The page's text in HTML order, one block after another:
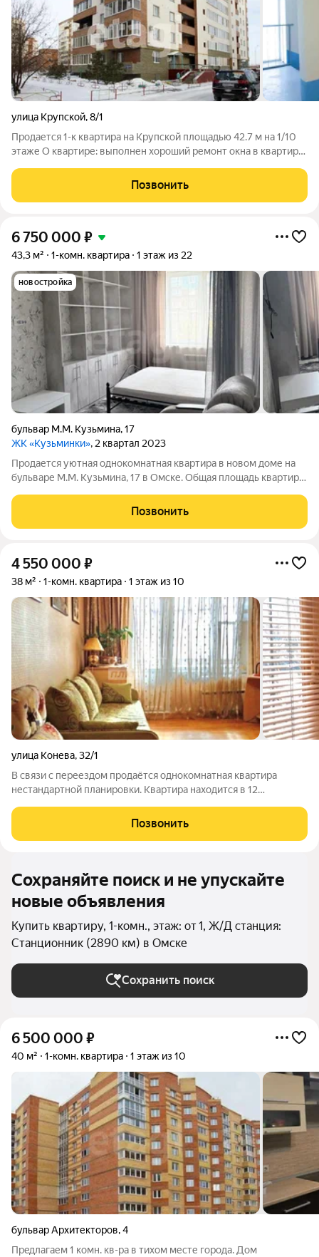
улица Крупской,8/1
Продается 1-к квартира на Крупской площадью 42.7 м на 1/10
этаже О квартире: выполнен хороший ремонт окна в квартире
№122,341,127, лицеи №74,149, гимназия №139 остановка
общественного
Позвонить
6 750 000 ₽
43,3 м² 1-комн. квартира 1 этаж из 22
новостройка
бульвар М.М. Кузьмина,17
ЖК «Кузьминки», 2 квартал 2023
Продается уютная однокомнатная квартира в новом доме на
бульваре М.М. Кузьмина, 17 в Омске. Общая площадь квартиры
этаже
Позвонить
4 550 000 ₽
38 м² 1-комн. квартира 1 этаж из 10
улица Конева,32/1
В связи с переездом продаётся однокомнатная квартира
нестандартной планировки. Квартира находится в 12
металлическая дверь, домофон. В квартире имеется кладовая,
можно использовать как гардеробную.
Позвонить
Сохраняйте поиск и не упускайте
новые объявления
Купить квартиру, 1-комн., этаж: от 1, Ж/Д станция:
Станционник (2890 км) в Омске
Сохранить поиск
6 500 000 ₽
40 м² 1-комн. квартира 1 этаж из 10
бульвар Архитекторов,4
Пpeдлагaем 1 комн. кв-ра в тихом месте гоpода. Дом